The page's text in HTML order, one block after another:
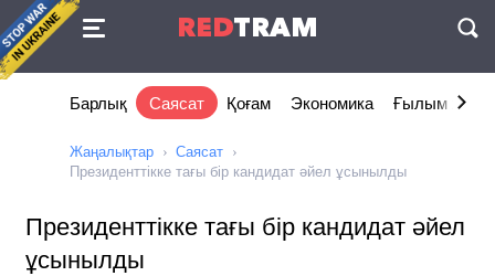
REDTRAM
Келісімі
Барлық Саясат Қоғам Экономика Ғылым және
Жаңалықтар
Саясат
Президенттікке тағы бір кандидат әйел ұсынылды
Президенттікке тағы бір кандидат әйел
ұсынылды